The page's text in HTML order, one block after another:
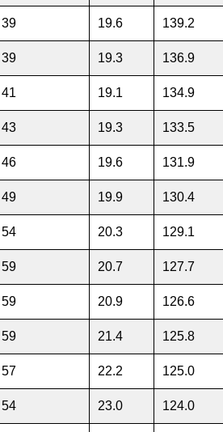
39 19.6 139.2
39 19.3 136.9
41 19.1 134.9
43 19.3 133.5
46 19.6 131.9
49 19.9 130.4
54 20.3 129.1
59 20.7 127.7
59 20.9 126.6
59 21.4 125.8
57 22.2 125.0
54 23.0 124.0